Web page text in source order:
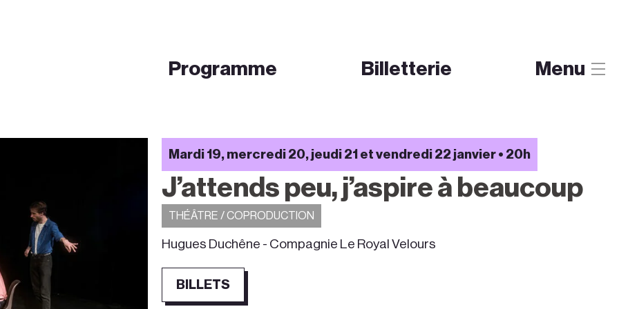
Programme Billetterie Menu
Mardi 19, mercredi 20, jeudi 21 et vendredi 22 janvier • 20h
J’attends peu, j’aspire à beaucoup
THÉÂTRE / COPRODUCTION
Hugues Duchêne - Compagnie Le Royal Velours
BILLETS